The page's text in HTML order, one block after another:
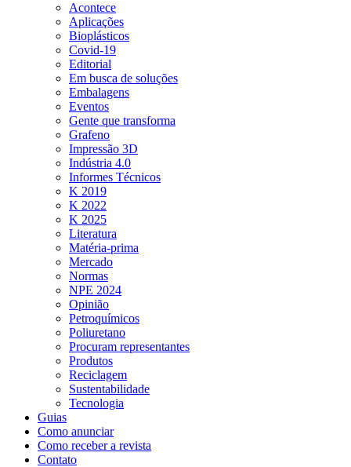
Acontece
Aplicações
Bioplásticos
Covid-19
Editorial
Em busca de soluções
Embalagens
Eventos
Gente que transforma
Grafeno
Impressão 3D
Indústria 4.0
Informes Técnicos
K 2019
K 2022
K 2025
Literatura
Matéria-prima
Mercado
Normas
NPE 2024
Opinião
Petroquímicos
Poliuretano
Procuram representantes
Produtos
Reciclagem
Sustentabilidade
Tecnologia
Guias
Como anunciar
Como receber a revista
Contato